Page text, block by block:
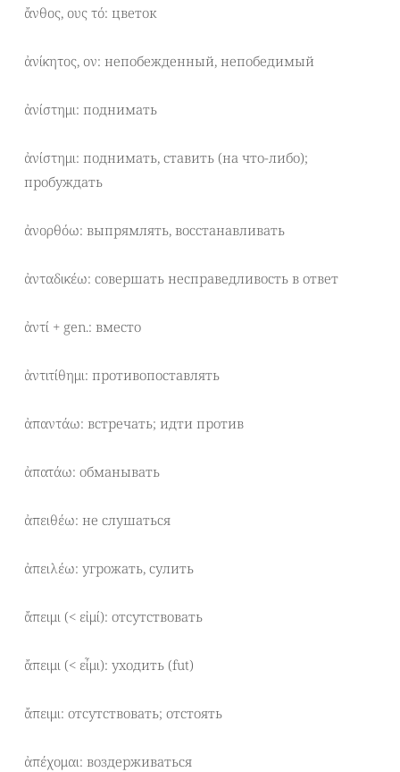
ἄνθος, ους τό: цветок
ἀνίκητος, ον: непобежденный, непобедимый
ἀνίστημι: поднимать
ἀνίστημι: поднимать, ставить (на что-либо);
пробуждать
ἀνορθόω: выпрямлять, восстанавливать
ἀνταδικέω: совершать несправедливость в ответ
ἀντί + gen.: вместо
ἀντιτίθημι: противопоставлять
ἀπαντάω: встречать; идти против
ἀπατάω: обманывать
ἀπειθέω: не слушаться
ἀπειλέω: угрожать, сулить
ἄπειμι (< εἰμί): отсутствовать
ἄπειμι (< εἶμι): уходить (fut)
ἄπειμι: отсутствовать; отстоять
ἀπέχομαι: воздерживаться